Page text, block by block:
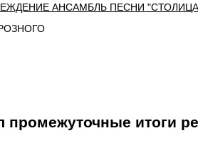
итоги